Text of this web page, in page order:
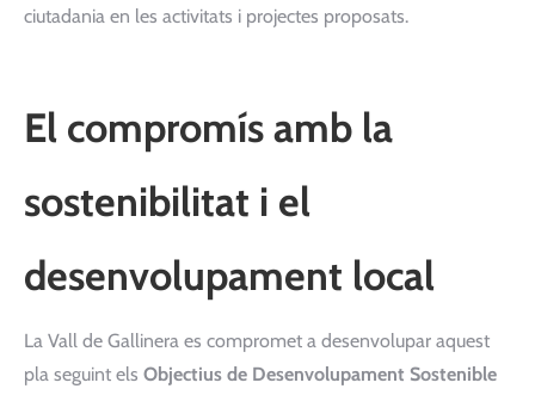
ciutadania en les activitats i projectes proposats.
El compromís amb la
sostenibilitat i el
desenvolupament local
La Vall de Gallinera es compromet a desenvolupar aquest
pla seguint els Objectius de Desenvolupament Sostenible